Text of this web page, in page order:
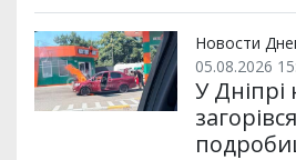
Новости
05.08.2026
У Дніпрі